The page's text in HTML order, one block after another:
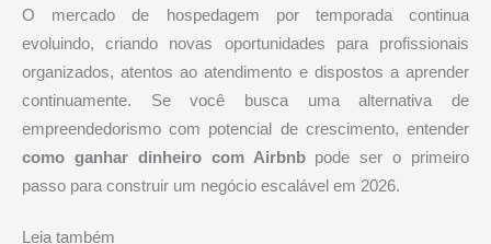
O mercado de hospedagem por temporada continua
evoluindo, criando novas oportunidades para profissionais
organizados, atentos ao atendimento e dispostos a aprender
continuamente. Se você busca uma alternativa de
empreendedorismo com potencial de crescimento, entender
como ganhar dinheiro com Airbnbpode ser o primeiro
passo para construir um negócio escalável em 2026.
Leia também